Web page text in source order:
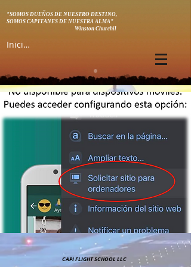
"SOMOS DUEÑOS DE NUESTRO DESTINO,
SOMOS CAPITANES DE NUESTRA ALMA"
Winston Churchil
Iniciar sesión
CAPI FLIGHT SCHOOL LLC